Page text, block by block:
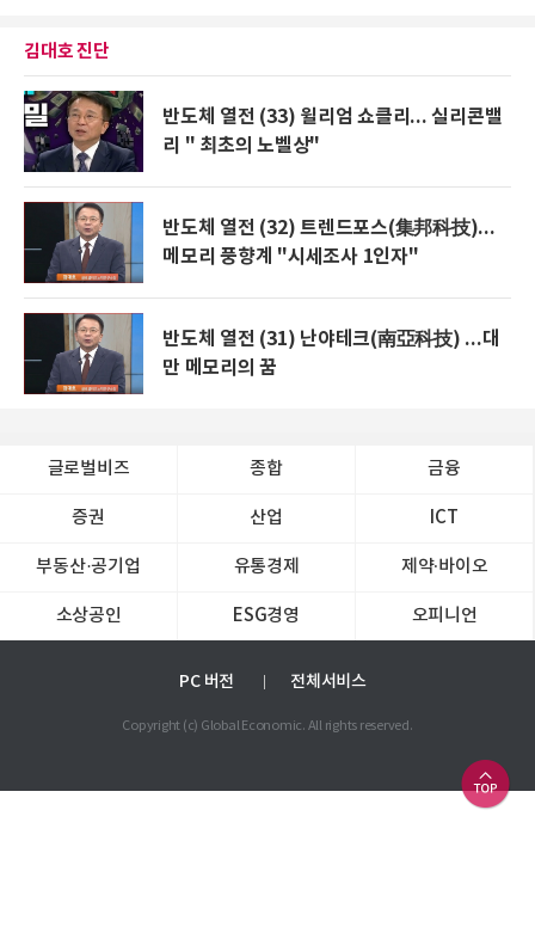
김대호 진단
반도체 열전 (33) 윌리엄 쇼클리... 실리콘밸
리 " 최초의 노벨상"
반도체 열전 (32) 트렌드포스(集邦科技)...
메모리 풍향계 "시세조사 1인자"
반도체 열전 (31) 난야테크(南亞科技) ...대
만 메모리의 꿈
글로벌비즈 종합 금융
증권 산업 ICT
부동산·공기업 유통경제 제약∙바이오
소상공인 ESG경영 오피니언
PC 버전 전체서비스
Copyright (c) Global Economic. All rights reserved.